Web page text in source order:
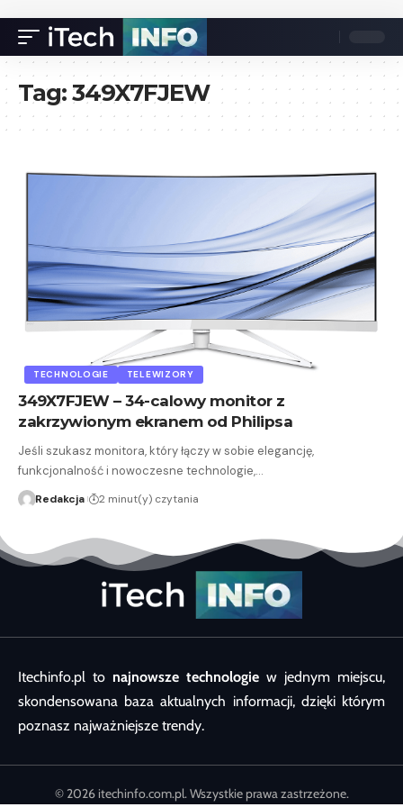
Tag:349X7FJEW
TECHNOLOGIE TELEWIZORY
349X7FJEW – 34-calowy monitor z
zakrzywionym ekranem od Philipsa
Jeśli szukasz monitora, który łączy w sobie elegancję,
funkcjonalność i nowoczesne technologie,…
Redakcja 2 minut(y) czytania
Itechinfo.pl to najnowsze technologie w jednym miejscu,
skondensowana baza aktualnych informacji, dzięki którym
poznasz najważniejsze trendy.
© 2026 itechinfo.com.pl. Wszystkie prawa zastrzeżone.